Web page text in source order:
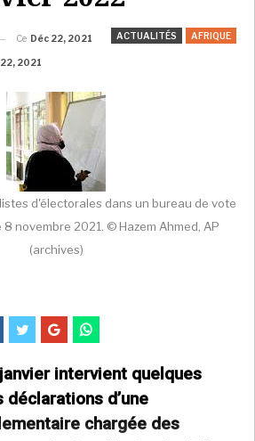
ACTUALITÉS AFRIQUE
Ce Déc 22, 2021
22, 2021
d'électorales dans un bureau de vote
8 novembre 2021. © Hazem Ahmed, AP
(archives)
intervient quelques
d’une
chargée des